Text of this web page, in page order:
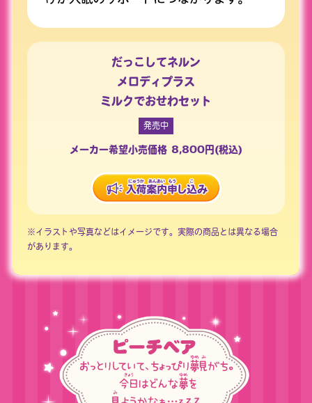
だっこしてネルン
メロディプラス
ミルクでおせわセット
発売中
メーカー希望小売価格 8,800円(税込)
※イラストや写真などはイメージです。実際の商品とは異なる場合
があります。